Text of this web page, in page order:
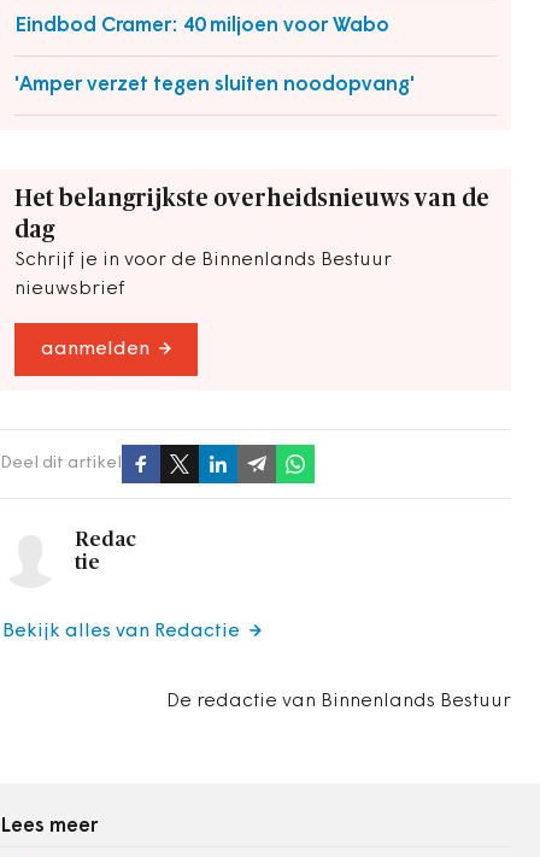
Eindbod Cramer: 40 miljoen voor Wabo
'Amper verzet tegen sluiten noodopvang'
Het belangrijkste overheidsnieuws van de
dag
Schrijf je in voor de Binnenlands Bestuur
nieuwsbrief
aanmelden
Deel dit artikel
Redac
tie
De redactie van Binnenlands Bestuur
Bekijk alles van Redactie
Lees meer